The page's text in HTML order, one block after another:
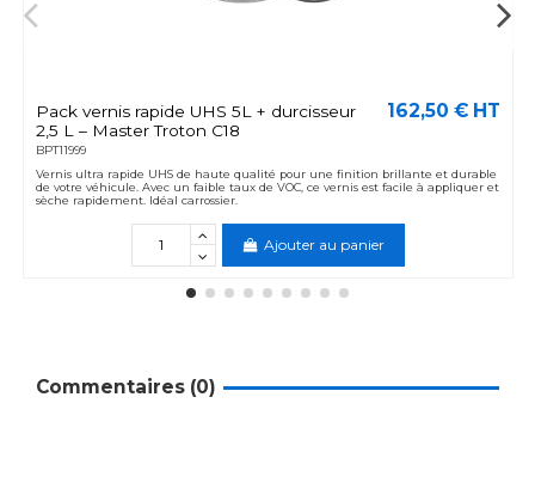
Pack vernis rapide UHS 5L + durcisseur
2,5 L – Master Troton C18
BPT11999
162,50 € HT
Vernis ultra rapide UHS de haute qualité pour une finition brillante et durable
de votre véhicule. Avec un faible taux de VOC, ce vernis est facile à appliquer et
sèche rapidement. Idéal carrossier.
Ajouter au panier
Commentaires (0)